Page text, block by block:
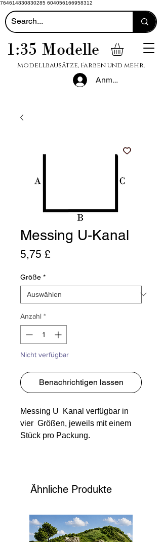
764614830830285 604056166958312
1:35 Modelle
Modellbausätze, Farben und mehr.
Anmelden
Messing U-Kanal
5,75 £
Größe *
Anzahl *
Nicht verfügbar
Benachrichtigen lassen
Messing U Kanal verfügbar in
vier Größen, jeweils mit einem
Stück pro Packung.
Höhe
Ähnliche Produkte